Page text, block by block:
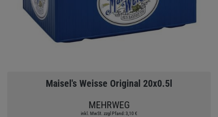
Maisel's Weisse Original 20x0.5l
MEHRWEG
inkl. MwSt. zzgl Pfand: 3,10 €